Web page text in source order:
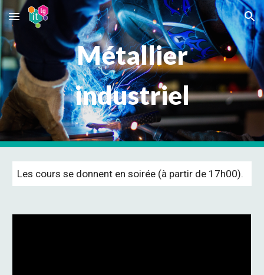
Skip to main content Skip to navigation
Métallier
industriel
Les cours se donnent en soirée (à partir de 17h00).